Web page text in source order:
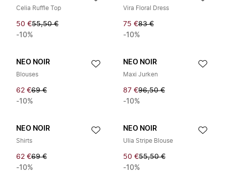
Celia Ruffle Top
50 €55,50 €
-10%
Vira Floral Dress
75 €83 €
-10%
NEO NOIR
Blouses
62 €69 €
-10%
NEO NOIR
Maxi Jurken
87 €96,50 €
-10%
NEO NOIR
Shirts
62 €69 €
-10%
NEO NOIR
Ulia Stripe Blouse
50 €55,50 €
-10%